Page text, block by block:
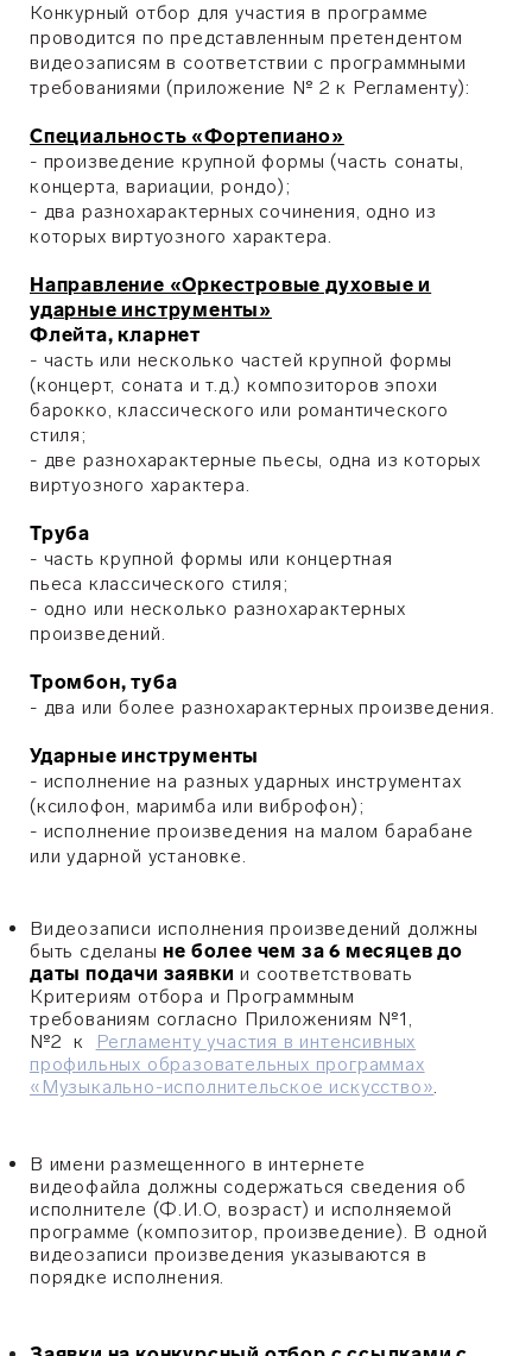
Конкурный отбор для участия в программе
проводится по представленным претендентом
видеозаписям в соответствии с программными
требованиями (приложение № 2 к Регламенту):
Специальность «Фортепиано»
- произведение крупной формы (часть сонаты,
концерта, вариации, рондо);
- два разнохарактерных сочинения, одно из
которых виртуозного характера.
Направление «Оркестровые духовые и
ударные инструменты»
Флейта, кларнет
- часть или несколько частей крупной формы
(концерт, соната и т.д.) композиторов эпохи
барокко, классического или романтического
стиля;
- две разнохарактерные пьесы, одна из которых
виртуозного характера.
Труба
- часть крупной формы или концертная
пьеса классического стиля;
- одно или несколько разнохарактерных
произведений.
Тромбон, туба
- два или более разнохарактерных произведения.
Ударные инструменты
- исполнение на разных ударных инструментах
(ксилофон, маримба или виброфон);
- исполнение произведения на малом барабане
или ударной установке.
Видеозаписи исполнения произведений должны
быть сделаныне более чем за 6 месяцев до
даты подачи заявки и соответствовать
Критериям отбора и Программным
требованиям согласно Приложениям №1,
№2 к
Регламенту участия в интенсивных
профильных образовательных программах
«Музыкально-исполнительское искусство».
В имени размещенного в интернете
видеофайла должны содержаться сведения об
исполнителе (Ф.И.О, возраст) и исполняемой
программе (композитор, произведение). В одной
видеозаписи произведения указываются в
порядке исполнения.